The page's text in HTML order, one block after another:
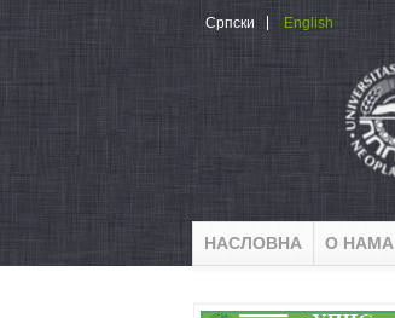
Skip to main content
Српски English
НАСЛОВНА О НАМА